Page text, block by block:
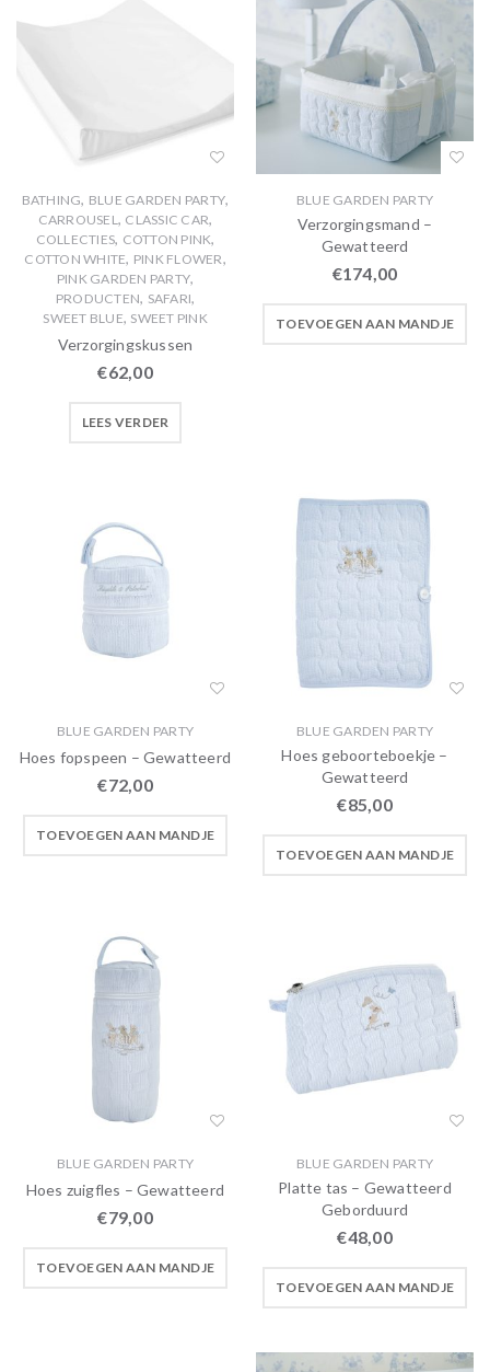
BATHING, BLUE GARDEN PARTY,
CARROUSEL, CLASSIC CAR,
COLLECTIES, COTTON PINK,
COTTON WHITE, PINK FLOWER,
PINK GARDEN PARTY,
PRODUCTEN, SAFARI,
SWEET BLUE, SWEET PINK
Verzorgingskussen
€62,00
LEES VERDER
BLUE GARDEN PARTY
Verzorgingsmand –
Gewatteerd
€174,00
TOEVOEGEN AAN MANDJE
BLUE GARDEN PARTY
Hoes fopspeen – Gewatteerd
€72,00
TOEVOEGEN AAN MANDJE
BLUE GARDEN PARTY
Hoes geboorteboekje –
Gewatteerd
€85,00
TOEVOEGEN AAN MANDJE
BLUE GARDEN PARTY
Hoes zuigfles – Gewatteerd
€79,00
TOEVOEGEN AAN MANDJE
BLUE GARDEN PARTY
Platte tas – Gewatteerd
Geborduurd
€48,00
TOEVOEGEN AAN MANDJE